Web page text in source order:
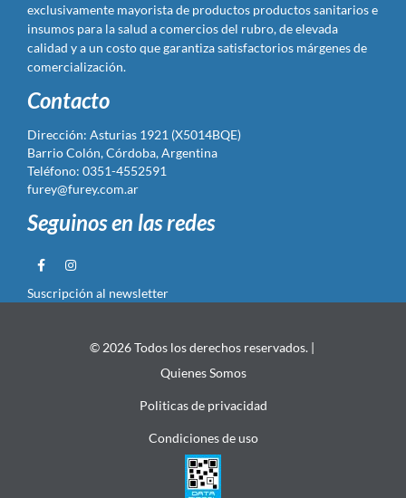
exclusivamente mayorista de productos productos sanitarios e
insumos para la salud a comercios del rubro, de elevada
calidad y a un costo que garantiza satisfactorios márgenes de
comercialización.
Contacto
Dirección: Asturias 1921 (X5014BQE)
Barrio Colón, Córdoba, Argentina
Teléfono: 0351-4552591
furey@furey.com.ar
Seguinos en las redes
Suscripción al newsletter
© 2026 Todos los derechos reservados. |
Quienes Somos
Politicas de privacidad
Condiciones de uso